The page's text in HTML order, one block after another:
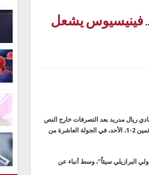
فينيسيوس يشعل
ريال مدريد بعد التصرفات خارج النص
التي صدرت منه خلال مباراة الكلاسيكو أمام برشلونة على الرغم من الفوز الثمين 2-1، الأحد، في الجولة العاشرة من
البرازيلي سيئاً”، وسط أنباء عن